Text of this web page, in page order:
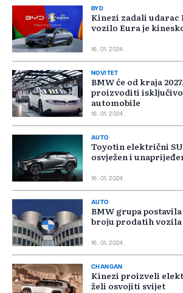
BYD
Kinezi zadali udarac
vozilo Eura je
16. 01. 2024.
NOVITET
BMW će od kraja
proizvoditi
automobile
16. 01. 2024.
AUTO
Toyotin električni
osvježen i
16. 01. 2024.
AUTO
BMW grupa
broju prodatih vozila
16. 01. 2024.
CHANGAN
Kinezi proizveli
želi osvojiti svijet